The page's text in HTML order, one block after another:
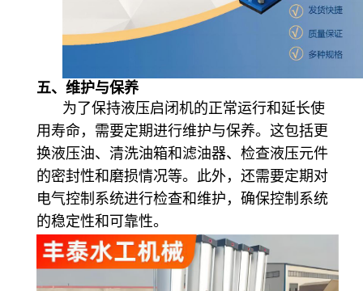
五、维护与保养
为了保持液压启闭机的正常运行和延长使
用寿命，需要定期进行维护与保养。这包括更
换液压油、清洗油箱和滤油器、检查液压元件
的密封性和磨损情况等。此外，还需要定期对
电气控制系统进行检查和维护，确保控制系统
的稳定性和可靠性。